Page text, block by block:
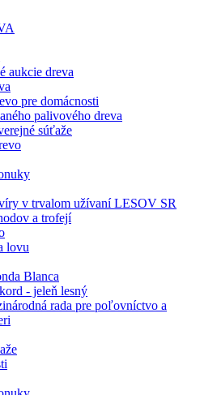
aukcie dreva
pre domácnosti
palivového dreva
súťaže
v trvalom užívaní LESOV SR
a trofejí
lovu
Blanca
- jeleň lesný
rada pre poľovníctvo a